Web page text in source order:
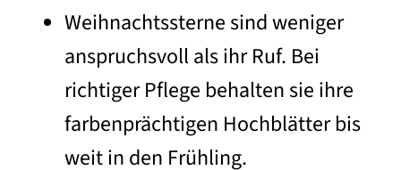
Weihnachtssterne sind weniger
anspruchsvoll als ihr Ruf. Bei
richtiger Pflege behalten sie ihre
farbenprächtigen Hochblätter bis
weit in den Frühling.